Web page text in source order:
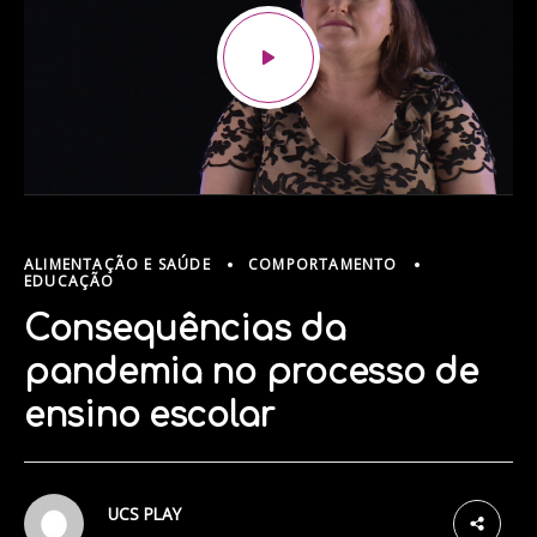
ALIMENTAÇÃO E SAÚDE
COMPORTAMENTO
EDUCAÇÃO
Consequências da
pandemia no processo de
ensino escolar
UCS PLAY